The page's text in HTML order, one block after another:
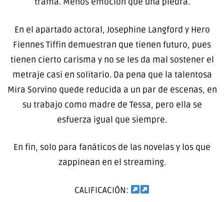
En el apartado actoral, Josephine Langford y Hero
Fiennes Tiffin demuestran que tienen futuro, pues
tienen cierto carisma y no se les da mal sostener el
metraje casi en solitario. Da pena que la talentosa
Mira Sorvino quede reducida a un par de escenas, en
su trabajo como madre de Tessa, pero ella se
esfuerza igual que siempre.
En fin, solo para fanáticos de las novelas y los que
zappinean en el streaming.
CALIFICACIÓN: